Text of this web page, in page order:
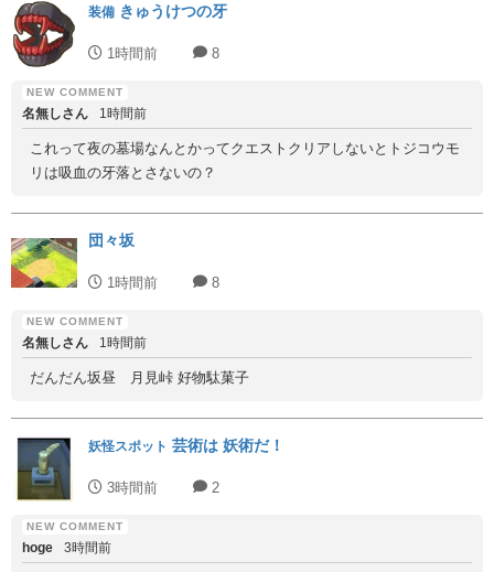
装備 きゅうけつの牙
1時間前 8
名無しさん 1時間前
これって夜の墓場なんとかってクエストクリアしないとトジコウモ
リは吸血の牙落とさないの？
団々坂
1時間前 8
名無しさん 1時間前
だんだん坂昼 月見峠 好物駄菓子
妖怪スポット 芸術は 妖術だ！
3時間前 2
hoge 3時間前